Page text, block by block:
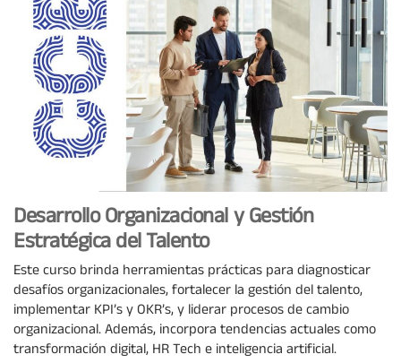
Desarrollo Organizacional y Gestión
Estratégica del Talento
Este curso brinda herramientas prácticas para diagnosticar
desafíos organizacionales, fortalecer la gestión del talento,
implementar KPI’s y OKR’s, y liderar procesos de cambio
organizacional. Además, incorpora tendencias actuales como
transformación digital, HR Tech e inteligencia artificial.